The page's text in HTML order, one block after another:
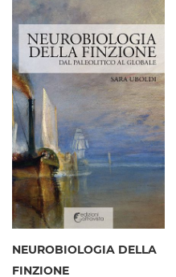
NEUROBIOLOGIA DELLA
FINZIONE